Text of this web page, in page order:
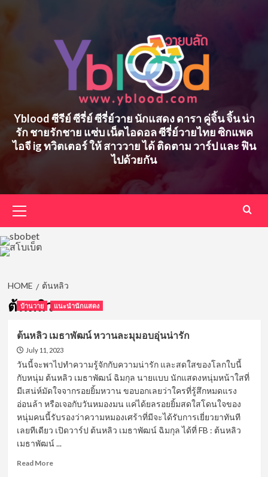
Yblood ซีรีย์ ซีรี่ย์ ซีรี่ย์วาย นักแสดง ดารา คู่จิ้น จิ้น น่า
รัก ชายรักชาย แซ่บ เน็ตไอดอล ซีรี่ย์วายไทย ซิกแพค
ไอจี ig ทวิตเตอร์ ให้ สาววาย ได้ ติดตาม วาร์ป และ ฟิน
ไปด้วยกัน
Menu
HOME ต้นหลิว
ต้นหลิว
บ้านวาย แนะนำนักแสดง
ต้นหลิว เมธาพัฒน์ หวานละมุมอบอุ่นน่ารัก
July 11, 2023
วันนี้จะพาไปทำความรู้จักกับความน่ารัก และสดใสของโลกใบนี้
กับหนุ่ม ต้นหลิว เมธาพัฒน์ ฉิมกุล นายแบบ นักแสดงหนุ่มหน้าใสที่
มีเสน่ห์มัดใจจากรอยยิ้มหวาน ขอบอกเลยว่าใครที่รู้สึกหมดแรง
อ่อนล้า หรือเจอกับวันหมองมน แค่ได้ยลรอยยิ้มสดใสโดนใจของ
หนุ่มคนนี้รับรองว่าความหมองเศร้าที่มีจะได้รับการเยี่ยวยาทันที
เลยทีเดียว เปิดวาร์ป ต้นหลิว เมธาพัฒน์ ฉิมกุล ได้ที่ FB : ต้นหลิว
เมธาพัฒน์ ...
Read MoreRead